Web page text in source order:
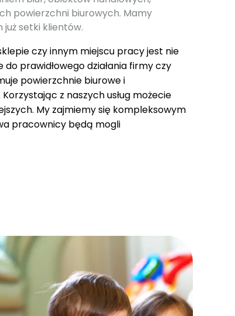
powierzchni biurowych. Mamy
już setki klientów.
czy innym miejscu pracy jest nie
prawidłowego działania firmy czy
powierzchnie biurowe i
z naszych usług możecie
My zajmiemy się kompleksowym
pracownicy będą mogli